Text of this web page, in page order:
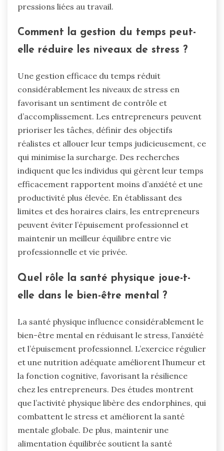
pressions liées au travail.
Comment la gestion du temps peut-
elle réduire les niveaux de stress ?
Une gestion efficace du temps réduit
considérablement les niveaux de stress en
favorisant un sentiment de contrôle et
d’accomplissement. Les entrepreneurs peuvent
prioriser les tâches, définir des objectifs
réalistes et allouer leur temps judicieusement, ce
qui minimise la surcharge. Des recherches
indiquent que les individus qui gèrent leur temps
efficacement rapportent moins d’anxiété et une
productivité plus élevée. En établissant des
limites et des horaires clairs, les entrepreneurs
peuvent éviter l’épuisement professionnel et
maintenir un meilleur équilibre entre vie
professionnelle et vie privée.
Quel rôle la santé physique joue-t-
elle dans le bien-être mental ?
La santé physique influence considérablement le
bien-être mental en réduisant le stress, l’anxiété
et l’épuisement professionnel. L’exercice régulier
et une nutrition adéquate améliorent l’humeur et
la fonction cognitive, favorisant la résilience
chez les entrepreneurs. Des études montrent
que l’activité physique libère des endorphines, qui
combattent le stress et améliorent la santé
mentale globale. De plus, maintenir une
alimentation équilibrée soutient la santé